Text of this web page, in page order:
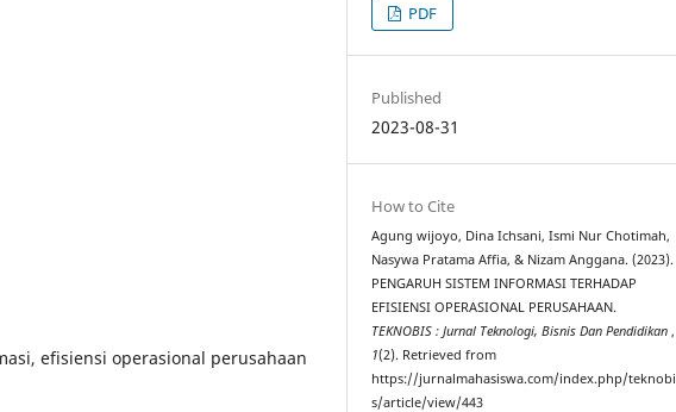
efisiensi operasional perusahaan
PDF
Published
2023-08-31
How to Cite
Agung wijoyo, Dina Ichsani, Ismi Nur Chotimah,
Nasywa Pratama Affia, & Nizam Anggana. (2023).
PENGARUH SISTEM INFORMASI TERHADAP
EFISIENSI OPERASIONAL PERUSAHAAN.
TEKNOBIS : Jurnal Teknologi, Bisnis Dan Pendidikan,
1(2). Retrieved from
https://jurnalmahasiswa.com/index.php/teknobi
s/article/view/443